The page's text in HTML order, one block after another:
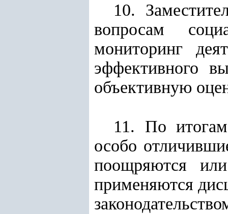
10.
вопросам
мониторинг
эффективного
объективную
11. По итогам
особо
поощряются
применяются